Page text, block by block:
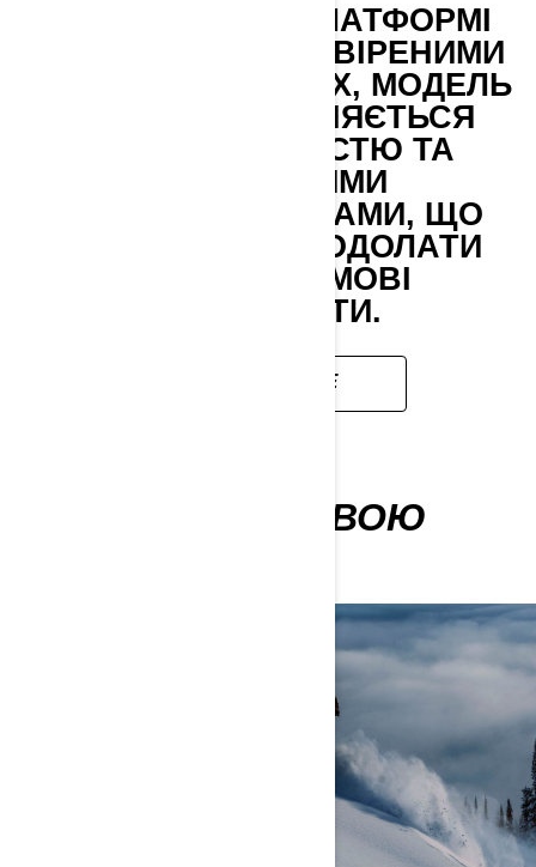
СТВОРЕНА НА ПЛАТФОРМІ
REV GEN 5 З ПЕРЕВІРЕНИМИ
ДВИГУНАМИ ROTAX, МОДЕЛЬ
TUNDRA ВІДРІЗНЯЄТЬСЯ
УНІВЕРСАЛЬНІСТЮ ТА
УНІКАЛЬНИМИ
ХАРАКТЕРИСТИКАМИ, ЩО
ДОЗВОЛЯЮТЬ ПОДОЛАТИ
БУДЬ-ЯКІ ЗИМОВІ
ЛАНДШАФТИ.
ДОКЛАДНІШЕ
ОПТИМІЗУЙТЕ СВОЮ